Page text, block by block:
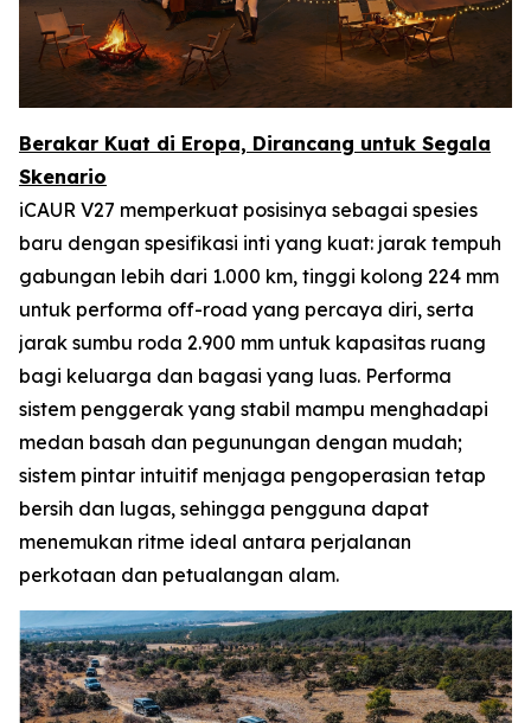
Berakar Kuat di Eropa, Dirancang untuk Segala
Skenario
iCAUR V27 memperkuat posisinya sebagai spesies
baru dengan spesifikasi inti yang kuat: jarak tempuh
gabungan lebih dari 1.000 km, tinggi kolong 224 mm
untuk performa off-road yang percaya diri, serta
jarak sumbu roda 2.900 mm untuk kapasitas ruang
bagi keluarga dan bagasi yang luas. Performa
sistem penggerak yang stabil mampu menghadapi
medan basah dan pegunungan dengan mudah;
sistem pintar intuitif menjaga pengoperasian tetap
bersih dan lugas, sehingga pengguna dapat
menemukan ritme ideal antara perjalanan
perkotaan dan petualangan alam.